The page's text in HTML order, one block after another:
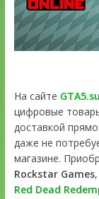
На сайте GTA5.su
цифровые
доставкой
даже не
магазине.
Rockstar Games
Red Dead